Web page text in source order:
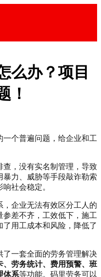
么办？项目
！
一个普遍问题，给企业和工
，没有实名制管理，导致
力、威胁等手段敲诈勒索
社会稳定。
，企业无法有效区分工人的
差不齐，工效低下，施工
用工成本和风险，降低了
了一套全面的劳务管理解决
、劳务统计、费用预警、班
体系等功能。码里劳务可以